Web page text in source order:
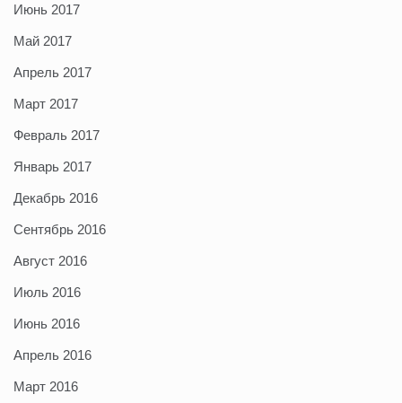
Июнь 2017
Май 2017
Апрель 2017
Март 2017
Февраль 2017
Январь 2017
Декабрь 2016
Сентябрь 2016
Август 2016
Июль 2016
Июнь 2016
Апрель 2016
Март 2016